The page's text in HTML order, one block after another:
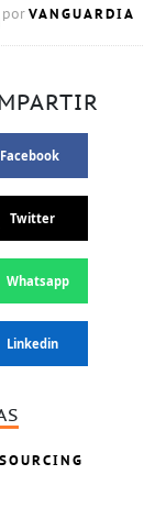
por VANGUARDIA
Facebook
Twitter
Whatsapp
Linkedin